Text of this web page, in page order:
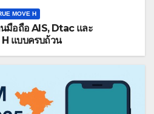
MOVE H
นมือถือ AIS, Dtac และ
แบบครบถ้วน